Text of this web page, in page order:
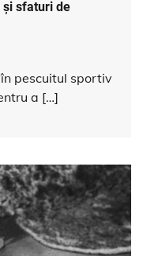
și sfaturi de
pescuitul sportiv
a […]